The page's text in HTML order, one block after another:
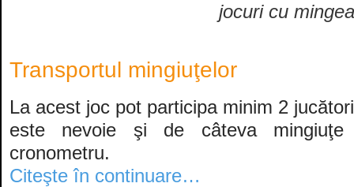
jocuri cu mingea
Transportul mingiuţelor
La acest joc pot participa minim 2
este nevoie şi de câteva
cronometru.
Citeşte în continuare…